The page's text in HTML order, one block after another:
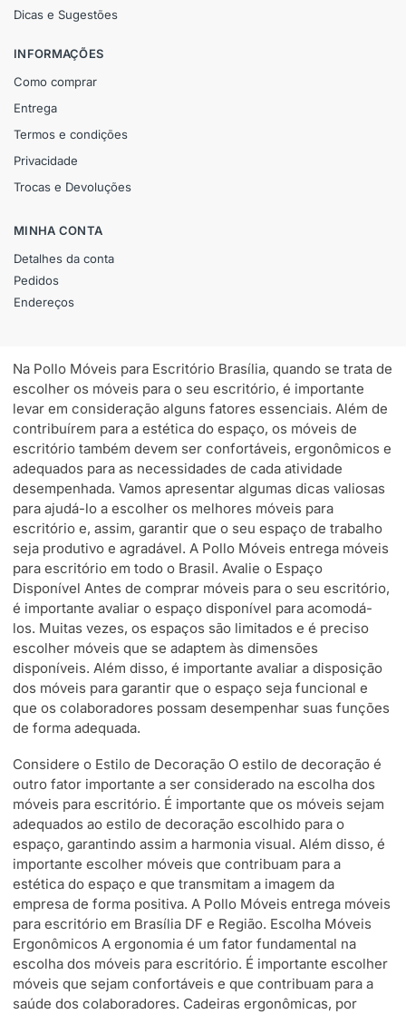
Dicas e Sugestões
INFORMAÇÕES
Como comprar
Entrega
Termos e condições
Privacidade
Trocas e Devoluções
MINHA CONTA
Detalhes da conta
Pedidos
Endereços
Na Pollo Móveis para Escritório Brasília, quando se trata de
escolher os móveis para o seu escritório, é importante
levar em consideração alguns fatores essenciais. Além de
contribuírem para a estética do espaço, os móveis de
escritório também devem ser confortáveis, ergonômicos e
adequados para as necessidades de cada atividade
desempenhada. Vamos apresentar algumas dicas valiosas
para ajudá-lo a escolher os melhores móveis para
escritório e, assim, garantir que o seu espaço de trabalho
seja produtivo e agradável. A Pollo Móveis entrega móveis
para escritório em todo o Brasil. Avalie o Espaço
Disponível Antes de comprar móveis para o seu escritório,
é importante avaliar o espaço disponível para acomodá-
los. Muitas vezes, os espaços são limitados e é preciso
escolher móveis que se adaptem às dimensões
disponíveis. Além disso, é importante avaliar a disposição
dos móveis para garantir que o espaço seja funcional e
que os colaboradores possam desempenhar suas funções
de forma adequada.
Considere o Estilo de Decoração O estilo de decoração é
outro fator importante a ser considerado na escolha dos
móveis para escritório. É importante que os móveis sejam
adequados ao estilo de decoração escolhido para o
espaço, garantindo assim a harmonia visual. Além disso, é
importante escolher móveis que contribuam para a
estética do espaço e que transmitam a imagem da
empresa de forma positiva. A Pollo Móveis entrega móveis
para escritório em Brasília DF e Região. Escolha Móveis
Ergonômicos A ergonomia é um fator fundamental na
escolha dos móveis para escritório. É importante escolher
móveis que sejam confortáveis e que contribuam para a
saúde dos colaboradores. Cadeiras ergonômicas, por